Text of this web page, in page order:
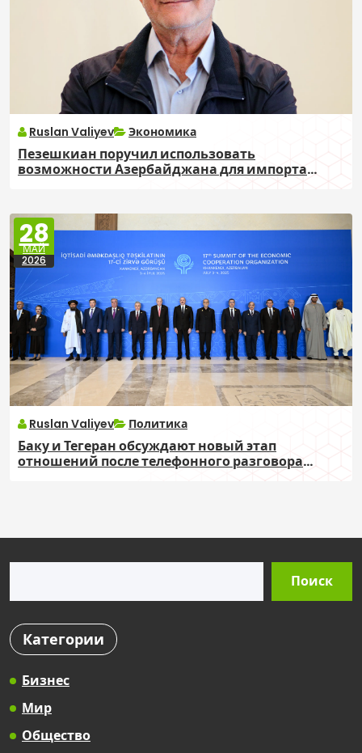
Ruslan Valiyev Экономика
Пезешкиан поручил использовать
возможности Азербайджана для импорта
28
МАЙ
2026
Ruslan Valiyev Политика
Баку и Тегеран обсуждают новый этап
отношений после телефонного разговора
Поиск
Категории
Бизнес
Мир
Общество